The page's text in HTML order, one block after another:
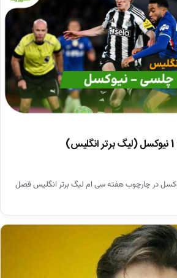
در چارچوب هفته سی ام لیگ برتر انگلیس فصل